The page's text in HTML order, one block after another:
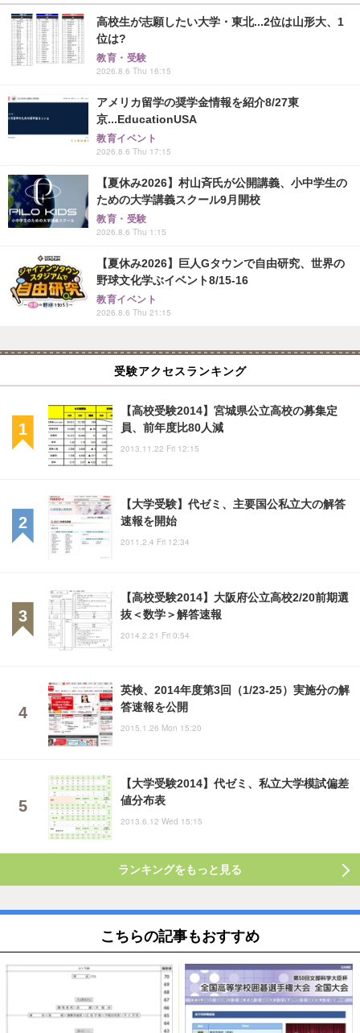
高校生が志願したい大学・東北...2位は山形大、1
位は?
教育・受験
2026.8.6 Thu 16:15
アメリカ留学の奨学金情報を紹介8/27東
京...EducationUSA
教育イベント
2026.8.6 Thu 17:15
【夏休み2026】村山斉氏が公開講義、小中学生の
ための大学講義スクール9月開校
教育・受験
2026.8.6 Thu 1:15
【夏休み2026】巨人Gタウンで自由研究、世界の
野球文化学ぶイベント8/15-16
教育イベント
2026.8.6 Thu 21:15
受験アクセスランキング
【高校受験2014】宮城県公立高校の募集定
員、前年度比80人減
2013.11.22 Fri 12:15
【大学受験】代ゼミ、主要国公私立大の解答
速報を開始
2011.2.4 Fri 12:34
【高校受験2014】大阪府公立高校2/20前期選
抜＜数学＞解答速報
2014.2.21 Fri 0:54
英検、2014年度第3回（1/23-25）実施分の解
答速報を公開
2015.1.26 Mon 15:20
【大学受験2014】代ゼミ、私立大学模試偏差
値分布表
2013.6.12 Wed 15:15
ランキングをもっと見る
こちらの記事もおすすめ